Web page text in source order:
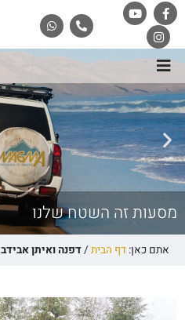
מסעות זה השטח שלנו
אתם כאן: דף הבית /דפנה ואיתן אבידב